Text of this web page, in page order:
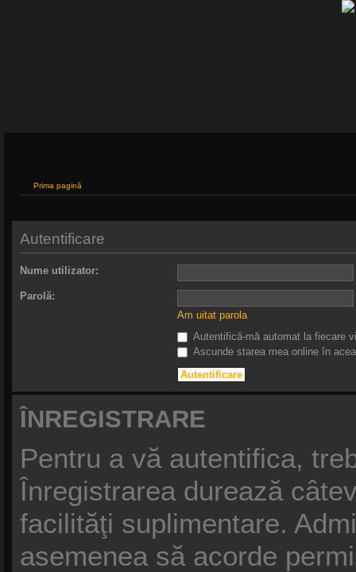
Prima pagină
Autentificare
Nume utilizator:
Parolă:
Am uitat parola
Autentifică-mă automat la fiecare
Ascunde starea mea online în
ÎNREGISTRARE
Pentru a vă autentifica,
Înregistrarea durează
facilităţi suplimentare.
asemenea să acorde